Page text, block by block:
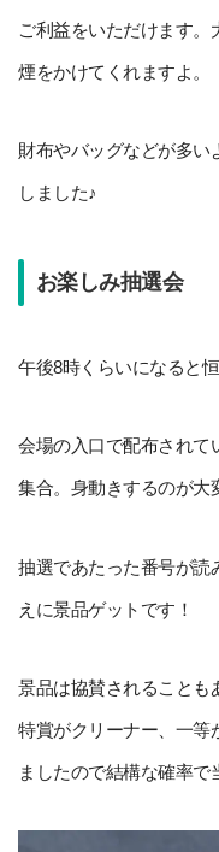
ご利益をいただけます。
煙をかけてくれますよ。
財布やバッグなどが多い
しました♪
お楽しみ抽選会
午後8時くらいになると
会場の入口で配布されて
集合。身動きするのが大
抽選であたった番号が読
えに景品ゲットです！
景品は協賛されることも
特賞がクリーナー、一等
ましたので結構な確率で